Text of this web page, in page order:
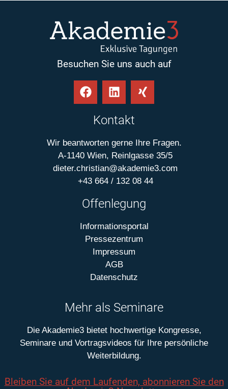
Besuchen Sie uns auch auf
Kontakt
Wir beantworten gerne Ihre Fragen.
A-1140 Wien, Reinlgasse 35/5
dieter.christian@akademie3.com
+43 664 / 132 08 44
Offenlegung
Informationsportal
Pressezentrum
Impressum
AGB
Datenschutz
Mehr als Seminare
Die Akademie3 bietet hochwertige Kongresse,
Seminare und Vortragsvideos für Ihre persönliche
Weiterbildung.
Bleiben Sie auf dem Laufenden, abonnieren Sie den